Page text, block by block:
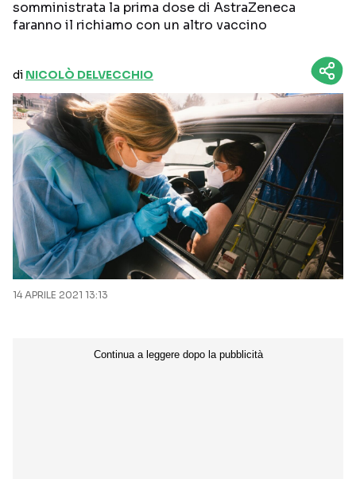
somministrata la prima dose di AstraZeneca
faranno il richiamo con un altro vaccino
di NICOLÒ DELVECCHIO
14 APRILE 2021 13:13